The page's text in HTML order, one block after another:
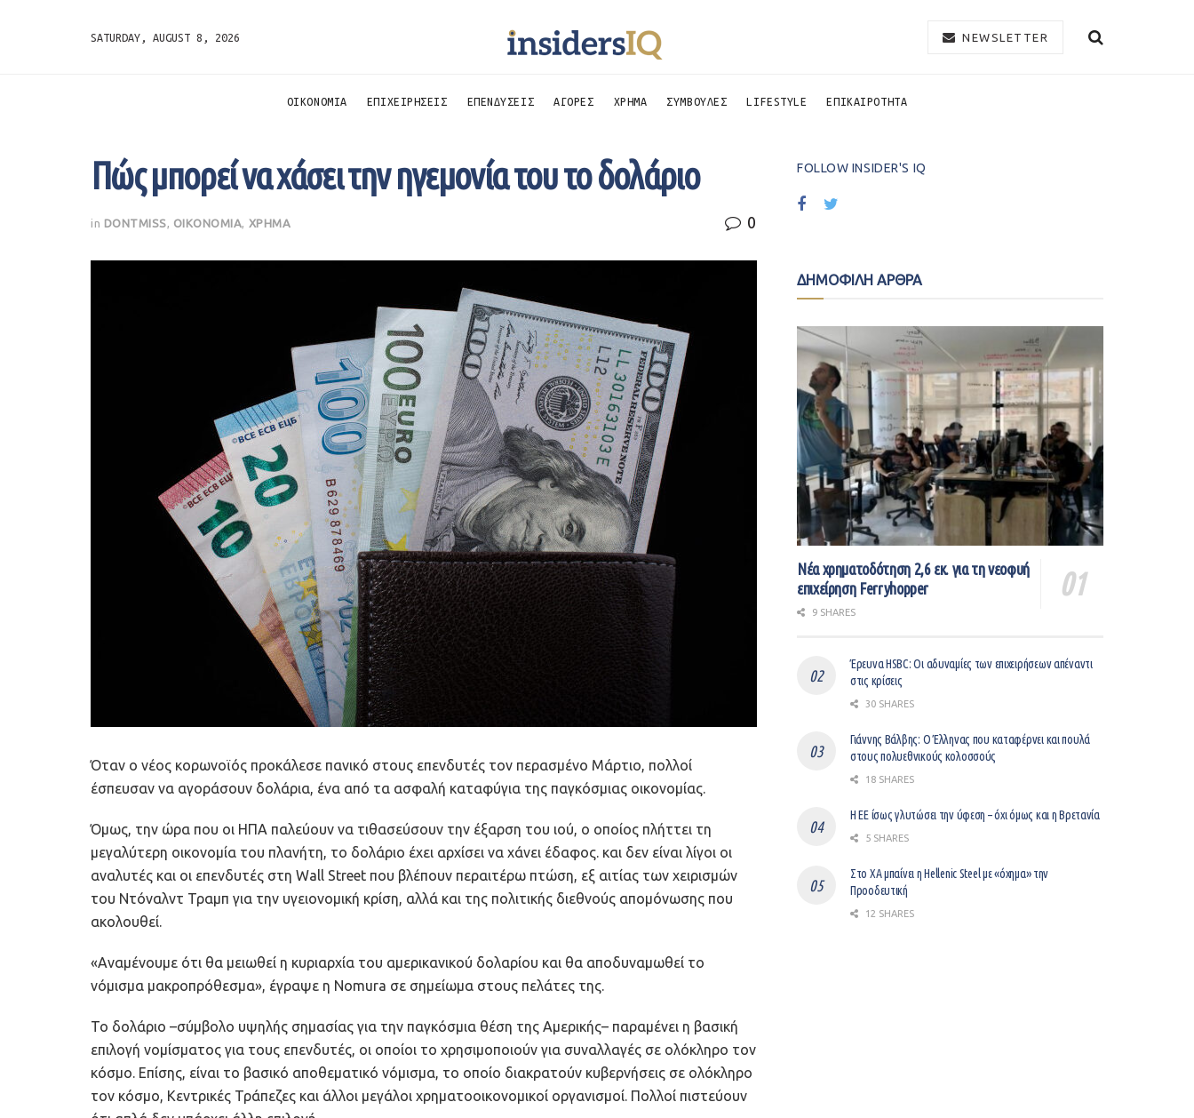
SATURDAY, AUGUST 8, 2026 NEWSLETTER
ΟΙΚΟΝΟΜΙΑ ΕΠΙΧΕΙΡΗΣΕΙΣ ΕΠΕΝΔΥΣΕΙΣ ΑΓΟΡΕΣ ΧΡΗΜΑ ΣΥΜΒΟΥΛΕΣ LIFESTYLE ΕΠΙΚΑΙΡΟΤΗΤΑ
Πώς μπορεί να χάσει την ηγεμονία του το δολάριο
in DONTMISS ΟΙΚΟΝΟΜΙΑ ΧΡΗΜΑ 0
Όταν ο νέος κορωνοϊός προκάλεσε πανικό στους επενδυτές τον περασμένο Μάρτιο, πολλοί
έσπευσαν να αγοράσουν δολάρια, ένα από τα ασφαλή καταφύγια της παγκόσμιας οικονομίας.
Όμως, την ώρα που οι ΗΠΑ παλεύουν να τιθασεύσουν την έξαρση του ιού, ο οποίος πλήττει τη
μεγαλύτερη οικονομία του πλανήτη, το δολάριο έχει αρχίσει να χάνει έδαφος. και δεν είναι λίγοι οι
αναλυτές και οι επενδυτές στη Wall Street που βλέπουν περαιτέρω πτώση, εξ αιτίας των χειρισμών
του Ντόναλντ Τραμπ για την υγειονομική κρίση, αλλά και της πολιτικής διεθνούς απομόνωσης που
ακολουθεί.
«Αναμένουμε ότι θα μειωθεί η κυριαρχία του αμερικανικού δολαρίου και θα αποδυναμωθεί το
νόμισμα μακροπρόθεσμα», έγραψε η Nomura σε σημείωμα στους πελάτες της.
Το δολάριο –σύμβολο υψηλής σημασίας για την παγκόσμια θέση της Αμερικής– παραμένει η βασική
επιλογή νομίσματος για τους επενδυτές, οι οποίοι το χρησιμοποιούν για συναλλαγές σε ολόκληρο τον
κόσμο. Επίσης, είναι το βασικό αποθεματικό νόμισμα, το οποίο διακρατούν κυβερνήσεις σε ολόκληρο
τον κόσμο, Κεντρικές Τράπεζες και άλλοι μεγάλοι χρηματοοικονομικοί οργανισμοί. Πολλοί πιστεύουν
FOLLOW INSIDER'S IQ
ΔΗΜΟΦΙΛΗ ΑΡΘΡΑ
Νέα χρηματοδότηση 2,6 εκ. για τη νεοφυή
επιχείρηση Ferryhopper
9 SHARES
Έρευνα HSBC: Οι αδυναμίες των επιχειρήσεων απέναντι
στις κρίσεις
30 SHARES
Γιάννης Βάλβης: O Έλληνας που καταφέρνει και πουλά
στους πολυεθνικούς κολοσσούς
18 SHARES
Η ΕΕ ίσως γλυτώσει την ύφεση – όχι όμως και η Βρετανία
5 SHARES
Στο ΧΑ μπαίνει η Hellenic Steel με «όχημα» την
Προοδευτική
12 SHARES